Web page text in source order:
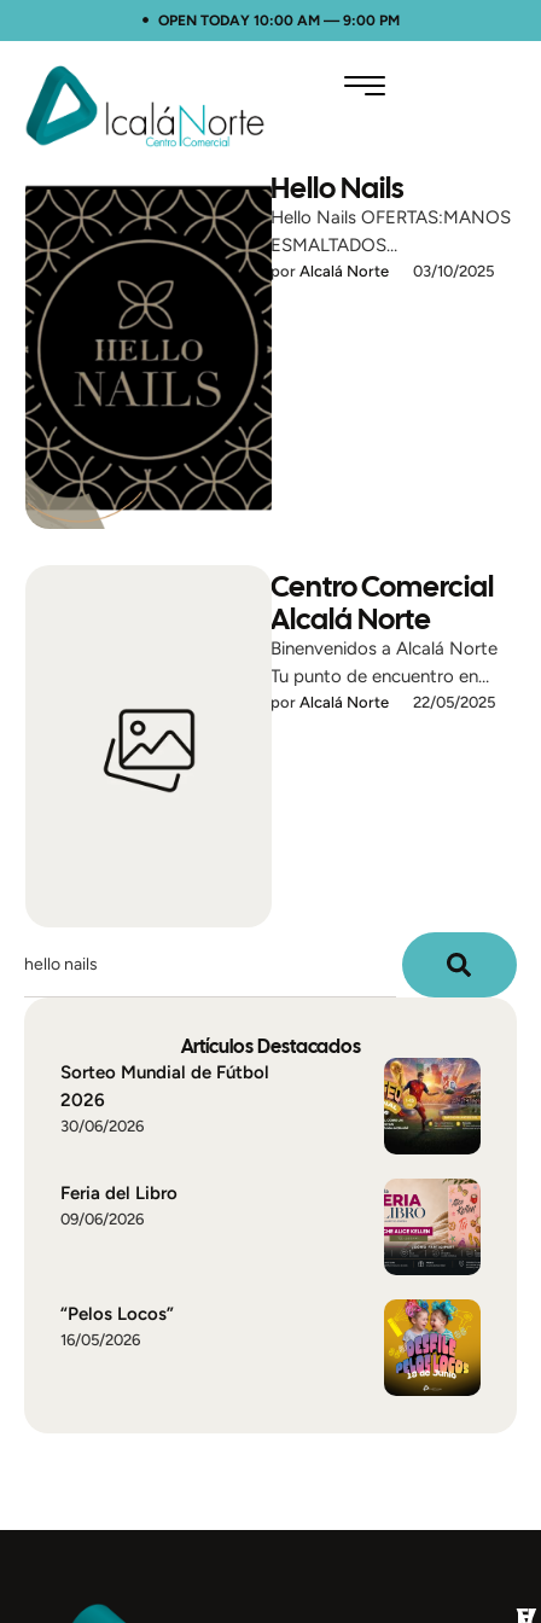
OPEN TODAY 10:00 AM — 9:00 PM
Hello Nails
Hello Nails OFERTAS:MANOS
ESMALTADOS
SEMIPERMANENTES:
10,90€PIES ESMALTADOS
SEMIPERMANENTES:
17,90€Actividad: Cuidado
649590371Local: Planta Baja
4.3 Sitio WEB Encuéntrenos …
por Alcalá Norte 03/10/2025
Centro Comercial
Alcalá Norte
Binenvenidos a Alcalá Norte
Tu punto de encuentro en
Madrid Moda, ocio,
por Alcalá Norte 22/05/2025
Artículos Destacados
Sorteo Mundial de Fútbol
2026
30/06/2026
Feria del Libro
09/06/2026
“Pelos Locos”
16/05/2026